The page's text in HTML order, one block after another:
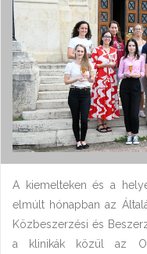
A kiemelteken és a
elmúlt hónapban az
Közbeszerzési és
a klinikák közül az